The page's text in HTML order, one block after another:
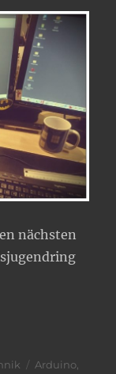
nächsten
Schlagwörter
Arduino,